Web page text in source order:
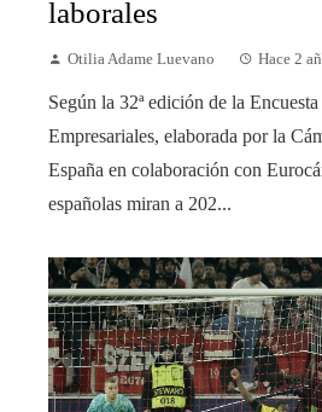
laborales
Otilia Adame Luevano Hace 2
Según la 32ª edición de la
Empresariales, elaborada por la
España en colaboración con
españolas miran a 202...